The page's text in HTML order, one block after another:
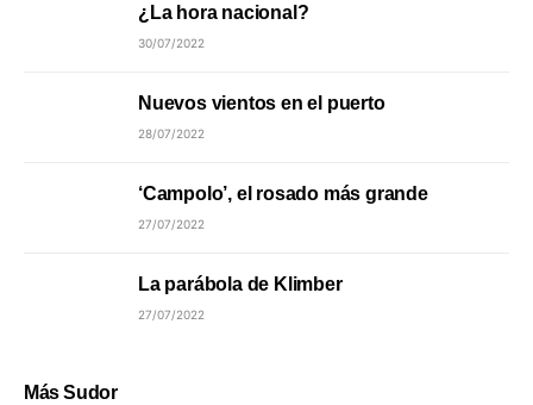
¿La hora nacional?
30/07/2022
Nuevos vientos en el puerto
28/07/2022
‘Campolo’, el rosado más grande
27/07/2022
La parábola de Klimber
27/07/2022
Más Sudor